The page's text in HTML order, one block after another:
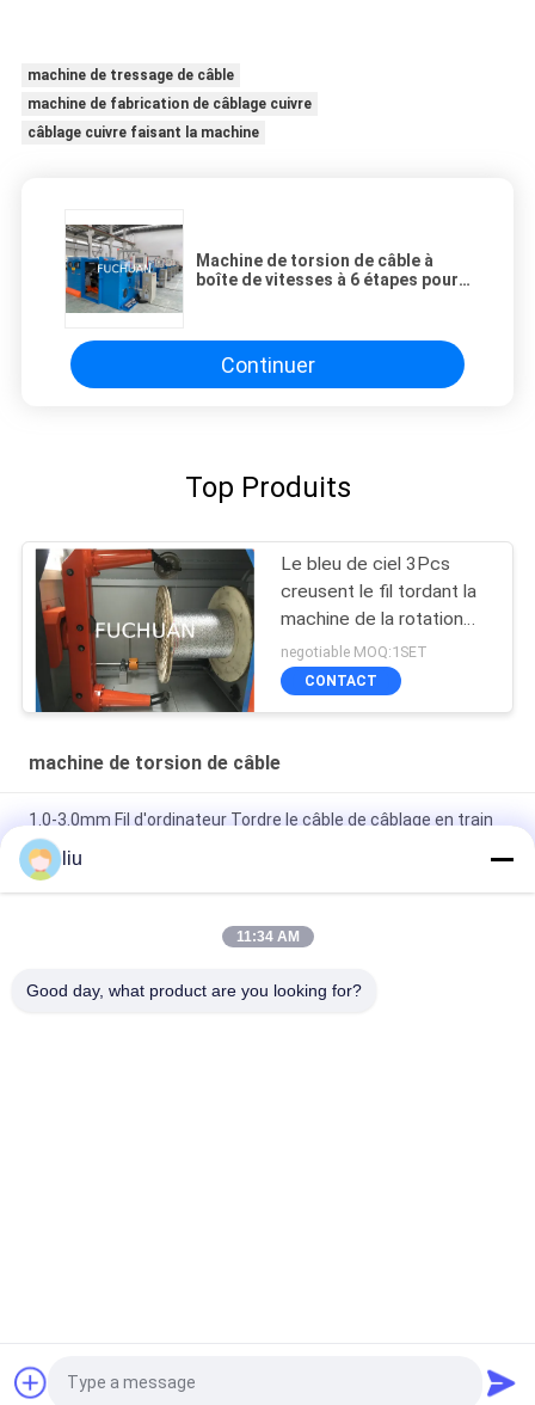
machine de tressage de câble
machine de fabrication de câblage cuivre
câblage cuivre faisant la machine
Machine de torsion de câble à
boîte de vitesses à 6 étapes pour
Continuer
Top Produits
Le bleu de ciel 3Pcs
creusent le fil tordant la
machine de la rotation
700Rpm stable élevée
negotiable MOQ:1SET
CONTACT
machine de torsion de câble
1.0-3.0mm Fil d'ordinateur Tordre le câble de câblage en train
de faire une machine
0.05-2.52mm Single Twist Core fil de filetage en branche en
masse en masse machine de torsion
groupage
Machine Extrudeuse
Demandez un devis
liu
11:34 AM
Good day, what product are you looking for?